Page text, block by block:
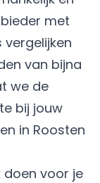
met
vergelijken
van bijna
we de
bij jouw
in Roosten
doen voor je